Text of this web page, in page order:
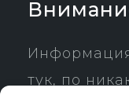
тук, по